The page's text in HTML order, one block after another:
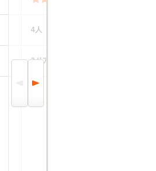
4人
2ドア